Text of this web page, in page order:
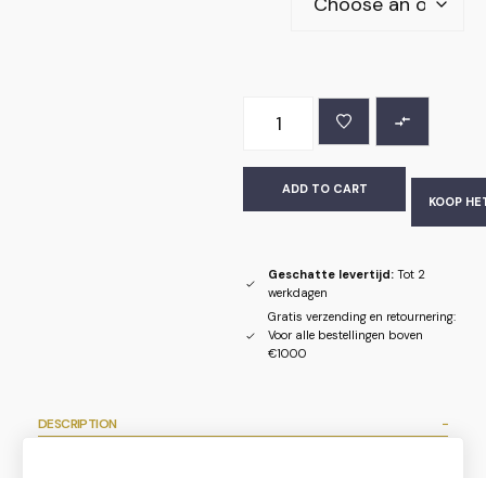
ADD TO CART
KOOP
Geschatte levertijd:Tot 2
werkdagen
Gratis verzending en retournering:
Voor alle bestellingen boven
€1000
DESCRIPTION